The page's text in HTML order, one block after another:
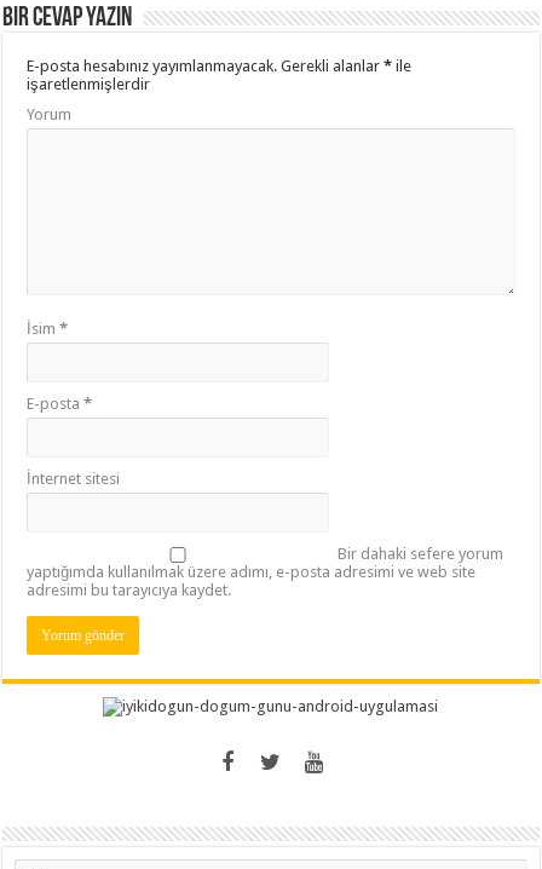
Bir cevap yazın
E-posta hesabınız yayımlanmayacak. Gerekli alanlar* ile
işaretlenmişlerdir
Yorum
İsim*
E-posta*
İnternet sitesi
Bir dahaki sefere yorum
yaptığımda kullanılmak üzere adımı, e-posta adresimi ve web site
adresimi bu tarayıcıya kaydet.